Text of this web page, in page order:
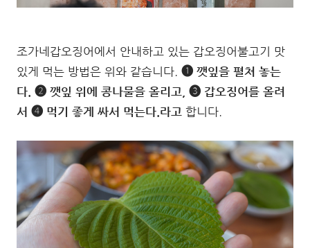
조가네갑오징어에서 안내하고 있는 갑오징어불고기 맛
있게 먹는 방법은 위와 같습니다. ➊ 깻잎을 펼쳐 놓는
다. ➋ 깻잎 위에 콩나물을 올리고, ➌ 갑오징어를 올려
서 ➍ 먹기 좋게 싸서 먹는다.라고 합니다.